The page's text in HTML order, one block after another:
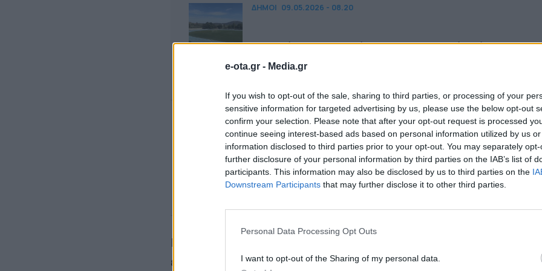
e-ota.gr - Media.gr
If you wish to opt-out of the sale, sharing to third parties, or processing of your
sensitive information for targeted advertising by us, please use the below opt-out
confirm your selection. Please note that after your opt-out request is processed
continue seeing interest-based ads based on personal information utilized by us
information disclosed to third parties prior to your opt-out. You may separately
further disclosure of your personal information by third parties on the IAB’s list of
participants. This information may also be disclosed by us to third parties on the
Downstream Participants that may further disclose it to other third parties.
Personal Data Processing Opt Outs
I want to opt-out of the Sharing of my personal data.
ΔΗΜΟΙ 09.05.2026 - 08.20
Oλοκαίνουργιος στίβος στο Δημοτικό Στάδιο
Μαρκοπούλου
ΔΗΜΟΙ 09.05.2026 - 08.15
Καβάλα: Σε εξέλιξη οι εργασίες για την κατασκευή
τριών σημαντικών έργων υποδομής
Ιδιαίτερο συμβολισμό αποκτά η απόφαση του Περιφερειάρχη να
ενημερώσει προσωπικά την οικογένεια του Παναγιώτη Τζένου για